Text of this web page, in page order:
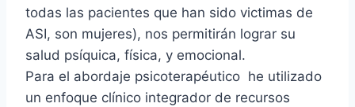
todas las pacientes que han sido victimas de
ASI, son mujeres), nos permitirán lograr su
salud psíquica, física, y emocional.
Para el abordaje psicoterapéutico he utilizado
un enfoque clínico integrador de recursos